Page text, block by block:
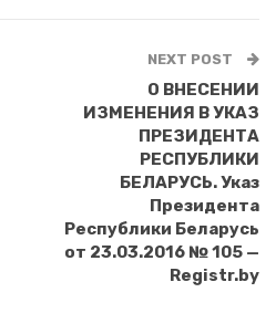
NEXT POST
О ВНЕСЕНИИ
ИЗМЕНЕНИЯ В УКАЗ
ПРЕЗИДЕНТА
РЕСПУБЛИКИ
БЕЛАРУСЬ. Указ
Президента
Республики Беларусь
от 23.03.2016 № 105 —
Registr.by